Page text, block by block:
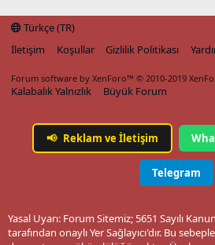
Türkçe (TR)
İletişim
Koşullar Gizlilik Politikası
Forum software by XenForo™ © 2010-2019
Kalabalık Yalnızlık Büyük Forum
📢 Reklam ve İletişim
Telegram
Yasal Uyarı: Forum Sitemiz; 5651 Sayılı
tarafından onaylı Yer Sağlayıcı'dır. Bu